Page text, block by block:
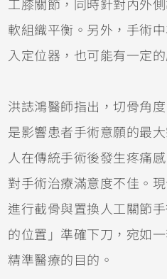
工膝關節，同時針對內外
軟組織平衡。另外，手術
入定位器，也可能有一定
洪誌鴻醫師指出，切骨角
是影響患者手術意願的最
人在傳統手術後發生疼痛
對手術治療滿意度不佳。
進行截骨與置換人工關節
的位置」準確下刀，宛如
精準醫療的目的。